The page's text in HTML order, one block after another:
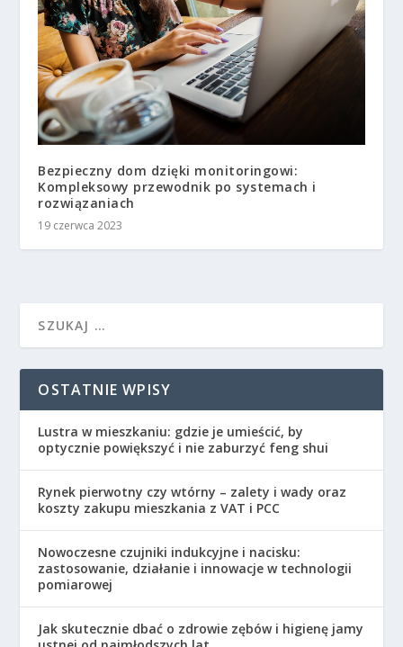
Bezpieczny dom dzięki monitoringowi:
Kompleksowy przewodnik po systemach i
rozwiązaniach
19 czerwca 2023
OSTATNIE WPISY
Lustra w mieszkaniu: gdzie je umieścić, by
optycznie powiększyć i nie zaburzyć feng shui
Rynek pierwotny czy wtórny – zalety i wady oraz
koszty zakupu mieszkania z VAT i PCC
Nowoczesne czujniki indukcyjne i nacisku:
zastosowanie, działanie i innowacje w technologii
pomiarowej
Jak skutecznie dbać o zdrowie zębów i higienę jamy